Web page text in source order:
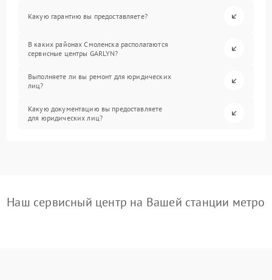
Какую гарантию вы предоставляете?
В каких районах Смоленска располагаются
сервисные центры GARLYN?
Выполняете ли вы ремонт для юридических
лиц?
Какую документацию вы предоставляете
для юридических лиц?
Наш сервисный центр на Вашей станции метро